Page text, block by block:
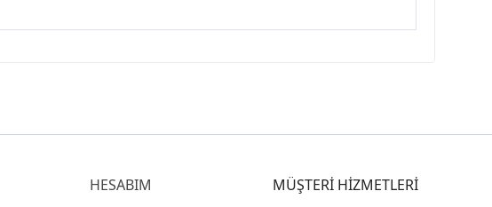
HESABIM MÜŞTERİ HİZMETLERİ